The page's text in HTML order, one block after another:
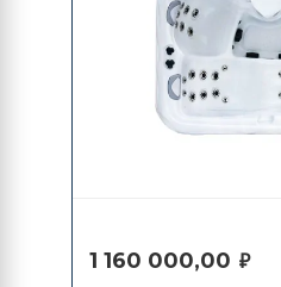
1 160 000,00 ₽